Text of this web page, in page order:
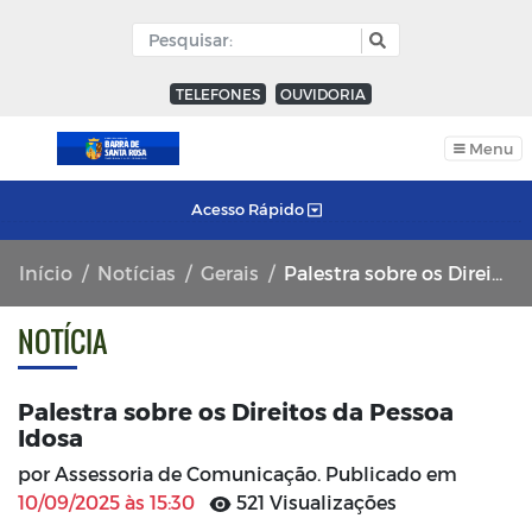
TELEFONES OUVIDORIA
Menu
Acesso Rápido
Início Notícias Gerais Palestra sobre os Direitos da Pessoa Idosa
NOTÍCIA
Palestra sobre os Direitos da Pessoa
Idosa
por Assessoria de Comunicação. Publicado em
10/09/2025 às 15:30
521 Visualizações